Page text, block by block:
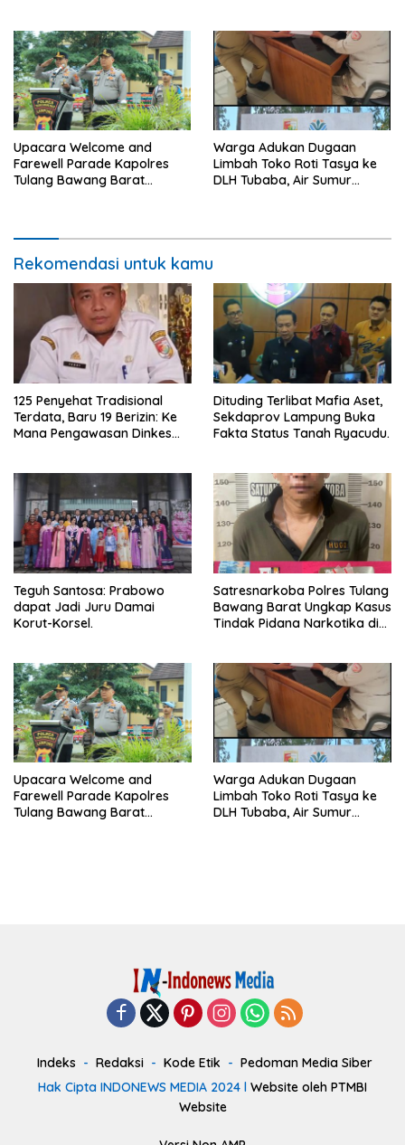
Upacara Welcome and
Farewell Parade Kapolres
Tulang Bawang Barat
Warga Adukan Dugaan
Limbah Toko Roti Tasya ke
DLH Tubaba, Air Sumur
Rekomendasi untuk kamu
125 Penyehat Tradisional
Terdata, Baru 19 Berizin: Ke
Mana Pengawasan Dinkes
Dituding Terlibat Mafia Aset,
Sekdaprov Lampung Buka
Fakta Status Tanah Ryacudu.
Teguh Santosa: Prabowo
dapat Jadi Juru Damai
Korut-Korsel.
Satresnarkoba Polres Tulang
Bawang Barat Ungkap Kasus
Tindak Pidana Narkotika di
Upacara Welcome and
Farewell Parade Kapolres
Tulang Bawang Barat
Warga Adukan Dugaan
Limbah Toko Roti Tasya ke
DLH Tubaba, Air Sumur
Indeks Redaksi Kode Etik
Pedoman Media Siber
Hak Cipta INDONEWS MEDIA 2024 l Website oleh PTMBI
Website